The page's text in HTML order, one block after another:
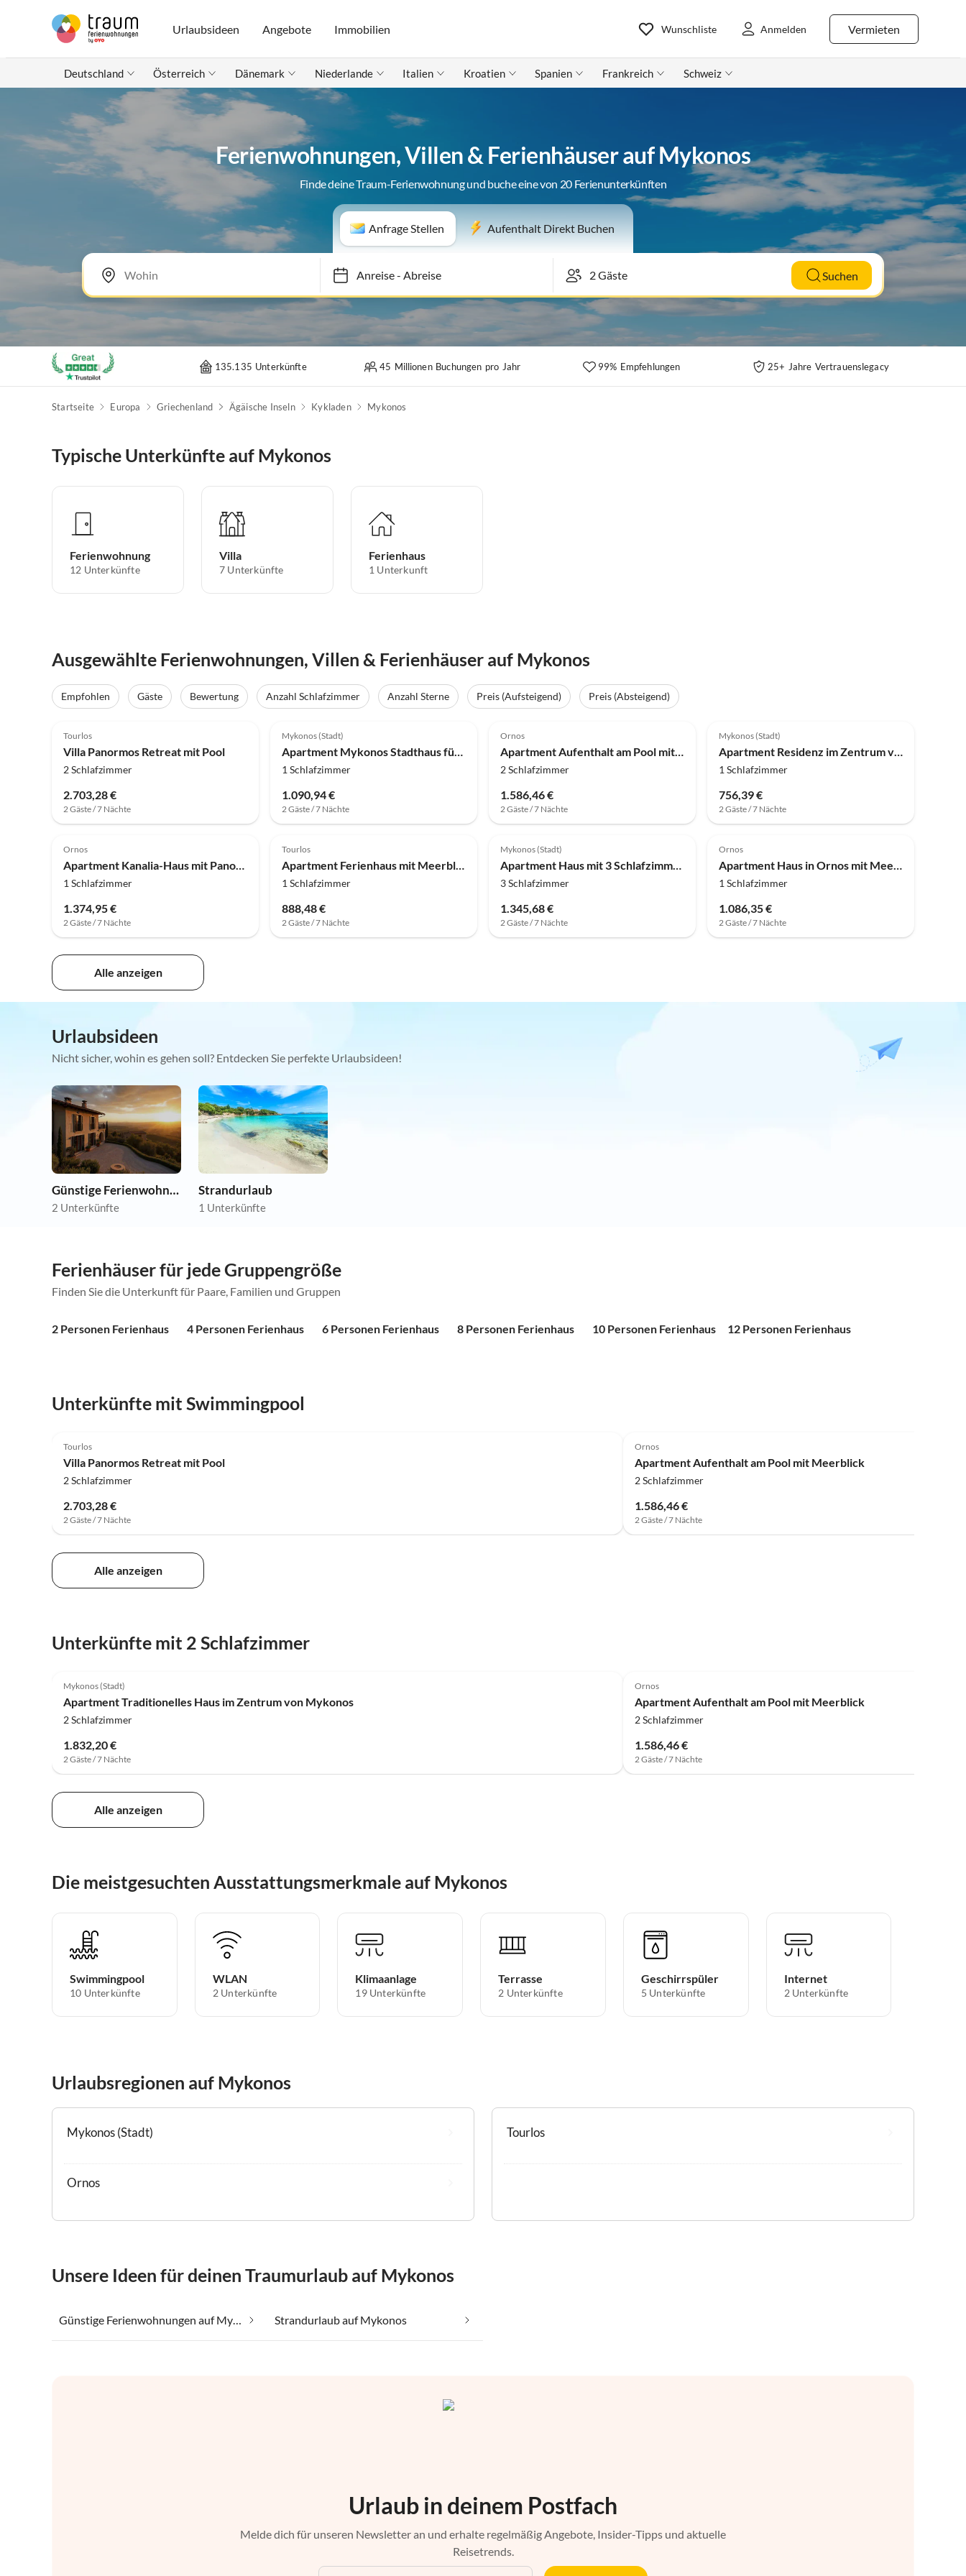
Urlaubsideen Angebote Immobilien Vermieten
Wunschliste Anmelden
Deutschland Österreich Dänemark Niederlande Italien Kroatien Spanien Frankreich Schweiz
Ferienwohnungen, Villen & Ferienhäuser auf Mykonos
Finde deine Traum-Ferienwohnung und buche eine von 20 Ferienunterkünften
Anfrage Stellen Aufenthalt Direkt Buchen
Anreise-Abreise Suchen
135.135 Unterkünfte 45 Millionen Buchungen pro Jahr 99% Empfehlungen 25+ Jahre Vertrauenslegacy
Startseite Europa Griechenland Ägäische Inseln Kykladen Mykonos
Typische Unterkünfte auf Mykonos
Ferienwohnung
12 Unterkünfte
Villa
7 Unterkünfte
Ferienhaus
1 Unterkunft
Ausgewählte Ferienwohnungen, Villen & Ferienhäuser auf Mykonos
Empfohlen Gäste Bewertung Anzahl Schlafzimmer Anzahl Sterne Preis (Aufsteigend) Preis (Absteigend)
Tourlos
Villa Panormos Retreat mit Pool
2 Schlafzimmer
2.703,28 €
2 Gäste / 7 Nächte
Mykonos (Stadt)
Apartment Mykonos Stadthaus für zwei Personen
1 Schlafzimmer
1.090,94 €
2 Gäste / 7 Nächte
Ornos
Apartment Aufenthalt am Pool mit Meerblick
2 Schlafzimmer
1.586,46 €
2 Gäste / 7 Nächte
Mykonos (Stadt)
Apartment Residenz im Zentrum von Mykonos
1 Schlafzimmer
756,39 €
2 Gäste / 7 Nächte
Ornos
Apartment Kanalia-Haus mit Panoramablick
1 Schlafzimmer
1.374,95 €
2 Gäste / 7 Nächte
Tourlos
Apartment Ferienhaus mit Meerblick auf die Ägäis
1 Schlafzimmer
888,48 €
2 Gäste / 7 Nächte
Mykonos (Stadt)
Apartment Haus mit 3 Schlafzimmern in Ano Mera
3 Schlafzimmer
1.345,68 €
2 Gäste / 7 Nächte
Ornos
Apartment Haus in Ornos mit Meerblick
1 Schlafzimmer
1.086,35 €
2 Gäste / 7 Nächte
Alle anzeigen
Urlaubsideen
Nicht sicher, wohin es gehen soll? Entdecken Sie perfekte Urlaubsideen!
Günstige Ferienwohnungen
2 Unterkünfte
Strandurlaub
1 Unterkünfte
Ferienhäuser für jede Gruppengröße
Finden Sie die Unterkunft für Paare, Familien und Gruppen
2 Personen Ferienhaus 4 Personen Ferienhaus 6 Personen Ferienhaus 8 Personen Ferienhaus 10 Personen Ferienhaus 12 Personen Ferienhaus
Unterkünfte mit Swimmingpool
Tourlos
Villa Panormos Retreat mit Pool
2 Schlafzimmer
2.703,28 €
2 Gäste / 7 Nächte
Ornos
Apartment Aufenthalt am Pool mit Meerblick
2 Schlafzimmer
1.586,46 €
2 Gäste / 7 Nächte
Alle anzeigen
Unterkünfte mit 2 Schlafzimmer
Mykonos (Stadt)
Apartment Traditionelles Haus im Zentrum von Mykonos
2 Schlafzimmer
1.832,20 €
2 Gäste / 7 Nächte
Ornos
Apartment Aufenthalt am Pool mit Meerblick
2 Schlafzimmer
1.586,46 €
2 Gäste / 7 Nächte
Alle anzeigen
Die meistgesuchten Ausstattungsmerkmale auf Mykonos
Swimmingpool
10 Unterkünfte
WLAN
2 Unterkünfte
Klimaanlage
19 Unterkünfte
Terrasse
2 Unterkünfte
Geschirrspüler
5 Unterkünfte
Internet
2 Unterkünfte
Urlaubsregionen auf Mykonos
Mykonos (Stadt)
Ornos
Tourlos
Unsere Ideen für deinen Traumurlaub auf Mykonos
Günstige Ferienwohnungen auf Mykonos Strandurlaub auf Mykonos
Urlaub in deinem Postfach
Melde dich für unseren Newsletter an und erhalte regelmäßig Angebote, Insider-Tipps und aktuelle
Reisetrends.